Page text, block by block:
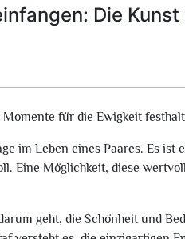
Die Kunst
für die Ewigkeit
im Leben eines Paares. Es ist
Eine Möglichkeit, diese
geht, die Schönheit und